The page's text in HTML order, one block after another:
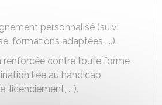
personnalisé (suivi
formations adaptées, ...).
renforcée contre toute forme
liée au handicap
licenciement, ...).